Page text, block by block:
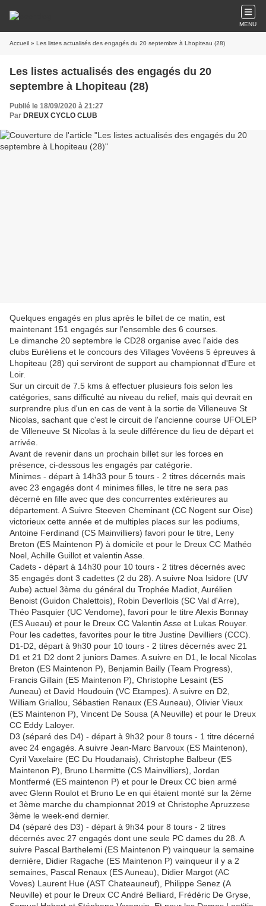
MENU
Accueil » Les listes actualisés des engagés du 20 septembre à Lhopiteau (28)
Les listes actualisés des engagés du 20
septembre à Lhopiteau (28)
Publié le 18/09/2020 à 21:27
Par DREUX CYCLO CLUB
Quelques engagés en plus après le billet de ce matin, est
maintenant 151 engagés sur l'ensemble des 6 courses.
Le dimanche 20 septembre le CD28 organise avec l'aide des
clubs Euréliens et le concours des Villages Vovéens 5 épreuves à
Lhopiteau (28) qui serviront de support au championnat d'Eure et
Loir.
Sur un circuit de 7.5 kms à effectuer plusieurs fois selon les
catégories, sans difficulté au niveau du relief, mais qui devrait en
surprendre plus d'un en cas de vent à la sortie de Villeneuve St
Nicolas, sachant que c'est le circuit de l'ancienne course UFOLEP
de Villeneuve St Nicolas à la seule différence du lieu de départ et
arrivée.
Avant de revenir dans un prochain billet sur les forces en
présence, ci-dessous les engagés par catégorie.
Minimes - départ à 14h33 pour 5 tours - 2 titres décernés mais
avec 23 engagés dont 4 minimes filles, le titre ne sera pas
décerné en fille avec que des concurrentes extérieures au
département. A Suivre Steeven Cheminant (CC Nogent sur Oise)
victorieux cette année et de multiples places sur les podiums,
Antoine Ferdinand (CS Mainvilliers) favori pour le titre, Leny
Breton (ES Maintenon P) à domicile et pour le Dreux CC Mathéo
Noel, Achille Guillot et valentin Asse.
Cadets - départ à 14h30 pour 10 tours - 2 titres décernés avec
35 engagés dont 3 cadettes (2 du 28). A suivre Noa Isidore (UV
Aube) actuel 3ème du général du Trophée Madiot, Aurélien
Benoist (Guidon Chalettois), Robin Deverllois (SC Val d'Arre),
Théo Pasquier (UC Vendome), favori pour le titre Alexis Bonnay
(ES Aueau) et pour le Dreux CC Valentin Asse et Lukas Rouyer.
Pour les cadettes, favorites pour le titre Justine Devilliers (CCC).
D1-D2, départ à 9h30 pour 10 tours - 2 titres décernés avec 21
D1 et 21 D2 dont 2 juniors Dames. A suivre en D1, le local Nicolas
Breton (ES Maintenon P), Benjamin Bailly (Team Progress),
Francis Gillain (ES Maintenon P), Christophe Lesaint (ES
Auneau) et David Houdouin (VC Etampes). A suivre en D2,
William Griallou, Sébastien Renaux (ES Auneau), Olivier Vieux
(ES Maintenon P), Vincent De Sousa (A Neuville) et pour le Dreux
CC Eddy Laloyer.
D3 (séparé des D4) - départ à 9h32 pour 8 tours - 1 titre décerné
avec 24 engagés. A suivre Jean-Marc Barvoux (ES Maintenon),
Cyril Vaxelaire (EC Du Houdanais), Christophe Balbeur (ES
Maintenon P), Bruno Lhermitte (CS Mainvilliers), Jordan
Montfermé (ES maintenon P) et pour le Dreux CC bien armé
avec Glenn Roulot et Bruno Le en qui étaient monté sur la 2ème
et 3ème marche du championnat 2019 et Christophe Apruzzese
3ème le week-end dernier.
D4 (séparé des D3) - départ à 9h34 pour 8 tours - 2 titres
décernés avec 27 engagés dont une seule PC dames du 28. A
suivre Pascal Barthelemi (ES Maintenon P) vainqueur la semaine
dernière, Didier Ragache (ES Maintenon P) vainqueur il y a 2
semaines, Pascal Renaux (ES Auneau), Didier Margot (AC
Voves) Laurent Hue (AST Chateauneuf), Philippe Senez (A
Neuville) et pour le Dreux CC André Belliard, Frédéric De Gryse,